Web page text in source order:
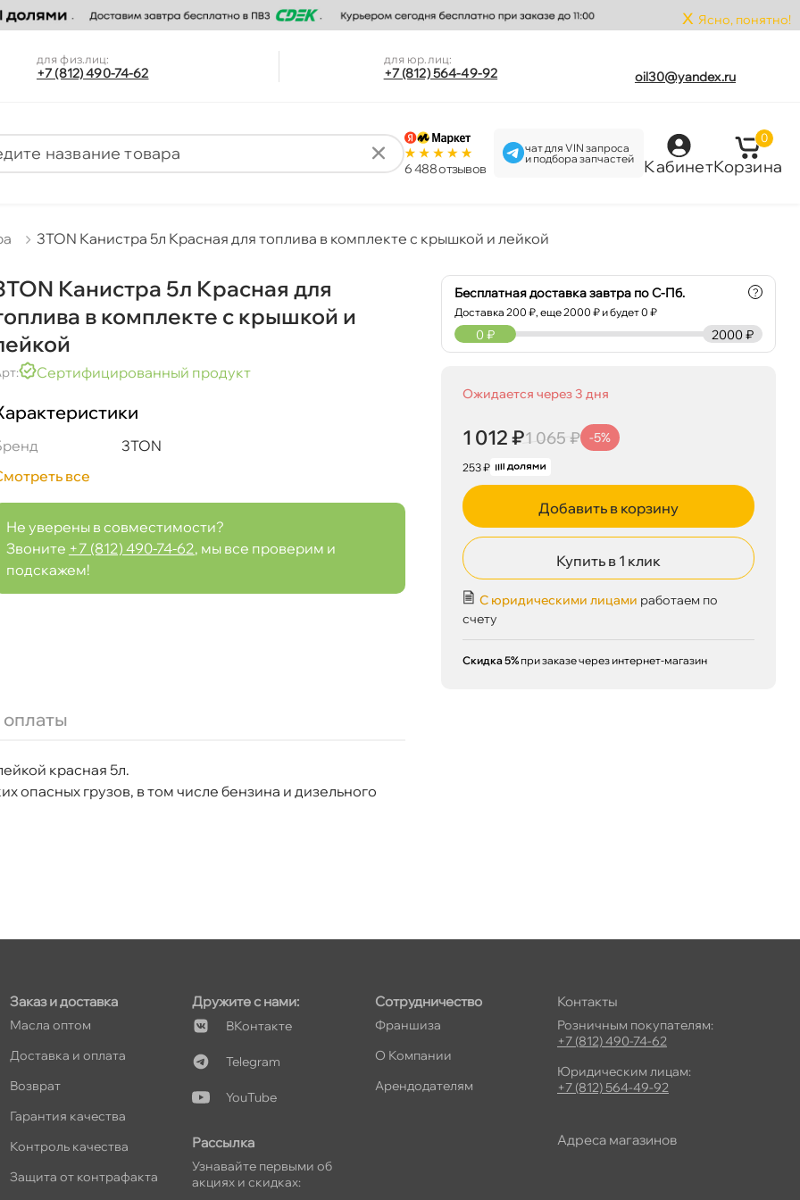
x Ясно, понятно!
для физ.лиц:
+7 (812) 490-74-62
для юр.лиц:
+7 (812) 564-49-92 oil30@yandex.ru
6 488 отзыво
чат для VIN запроса
и подбора запчастей
Кабинет
0
Корзина
3TON Канистра 5л Красная для топлива в комплекте с крышкой и лейкой
Канистра 5л Красная для
в комплекте с крышкой и
Сертифицированный продукт
3TON
все
Не уверены в совместимости?
Звоните +7 (812) 490-74-62, мы все проверим и
подскажем!
красная 5л.
опасных грузов, в том числе бензина и дизельного
Бесплатная доставка завтра по С-Пб.
Доставка200 ₽, еще2000 ₽ и будет 0 ₽
?
2000 ₽
0 ₽
Ожидается через 3 дня
1 012 ₽1 065 ₽ -5%
253 ₽
Добавить в корзину
Купить в 1 клик
С юридическими лицами работаем по
счету
Скидка 5% при заказе через интернет-магазин
с крышкой и лейкой 1 012 ₽
06.08 (при заказе от 2000₽) Сегодня, 06.08
Заказ и доставка
Масла оптом
Доставка и оплата
озврат
Гарантия качества
Контроль качества
Защита от контрафакта
Дружите с нами:
Контакте
Telegram
YouTube
Рассылка
Узнавайте первыми о
акциях и скидках:
Сотрудничество
Франшиза
О Компании
Арендодателям
Контакты
Розничным покупателям:
+7 (812) 490-74-62
Юридическим лицам:
+7 (812) 564-49-92
Адреса магазино